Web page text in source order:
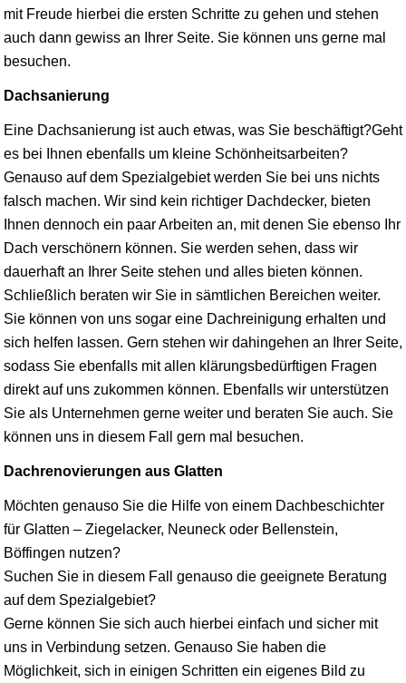
mit Freude hierbei die ersten Schritte zu gehen und stehen
auch dann gewiss an Ihrer Seite. Sie können uns gerne mal
besuchen.
Dachsanierung
Eine Dachsanierung ist auch etwas, was Sie beschäftigt?Geht
es bei Ihnen ebenfalls um kleine Schönheitsarbeiten?
Genauso auf dem Spezialgebiet werden Sie bei uns nichts
falsch machen. Wir sind kein richtiger Dachdecker, bieten
Ihnen dennoch ein paar Arbeiten an, mit denen Sie ebenso Ihr
Dach verschönern können. Sie werden sehen, dass wir
dauerhaft an Ihrer Seite stehen und alles bieten können.
Schließlich beraten wir Sie in sämtlichen Bereichen weiter.
Sie können von uns sogar eine Dachreinigung erhalten und
sich helfen lassen. Gern stehen wir dahingehen an Ihrer Seite,
sodass Sie ebenfalls mit allen klärungsbedürftigen Fragen
direkt auf uns zukommen können. Ebenfalls wir unterstützen
Sie als Unternehmen gerne weiter und beraten Sie auch. Sie
können uns in diesem Fall gern mal besuchen.
Dachrenovierungen aus Glatten
Möchten genauso Sie die Hilfe von einem Dachbeschichter
für Glatten – Ziegelacker, Neuneck oder Bellenstein,
Böffingen nutzen?
Suchen Sie in diesem Fall genauso die geeignete Beratung
auf dem Spezialgebiet?
Gerne können Sie sich auch hierbei einfach und sicher mit
uns in Verbindung setzen. Genauso Sie haben die
Möglichkeit, sich in einigen Schritten ein eigenes Bild zu